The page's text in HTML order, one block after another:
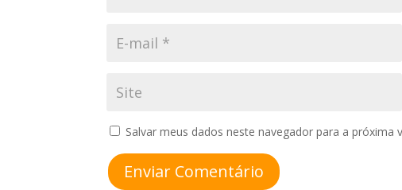
Salvar meus dados neste navegador para a próxima
Enviar Comentário